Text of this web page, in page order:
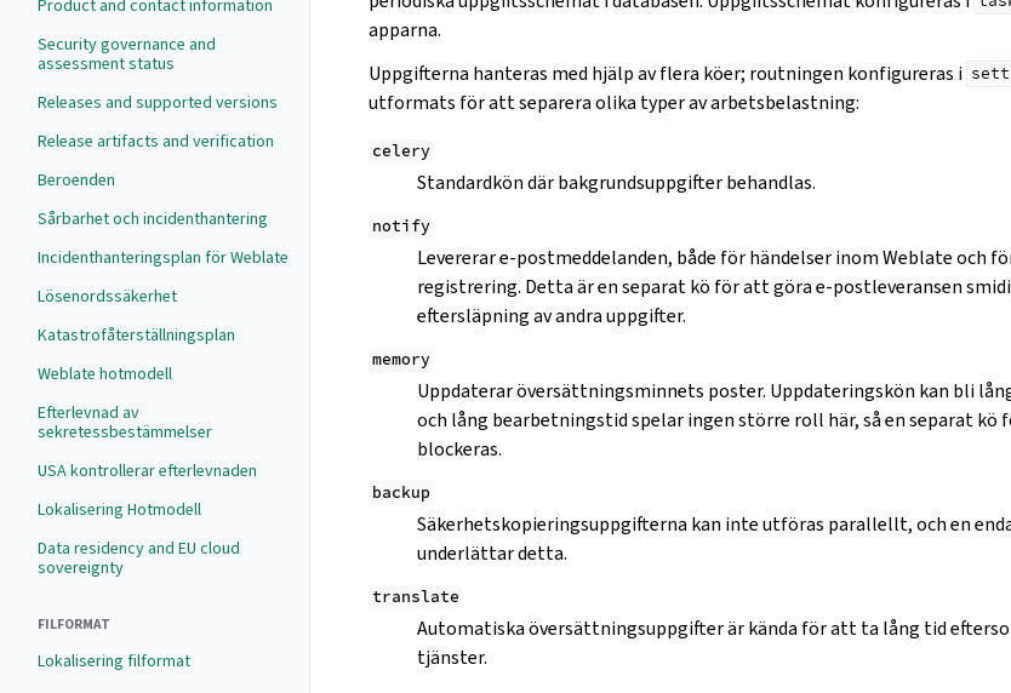
Product and contact information
Security governance and
assessment status
Releases and supported versions
Release artifacts and verification
Beroenden
Sårbarhet och incidenthantering
Incidenthanteringsplan för Weblate
Lösenordssäkerhet
Katastrofåterställningsplan
Weblate hotmodell
Efterlevnad av
sekretessbestämmelser
USA kontrollerar efterlevnaden
Lokalisering Hotmodell
Data residency and EU cloud
sovereignty
FILFORMAT
Lokalisering filformat
apparna.
Uppgifterna hanteras med hjälp av flera köer; routningen konfigureras i
utformats för att separera olika typer av arbetsbelastning:
celery
Standardkön där bakgrundsuppgifter behandlas.
notify
Levererar e-postmeddelanden, både för händelser inom Weblate och
registrering. Detta är en separat kö för att göra e-postleveransen
eftersläpning av andra uppgifter.
memory
Uppdaterar översättningsminnets poster. Uppdateringskön kan bli
och lång bearbetningstid spelar ingen större roll här, så en separat
blockeras.
backup
Säkerhetskopieringsuppgifterna kan inte utföras parallellt, och en
underlättar detta.
translate
Automatiska översättningsuppgifter är kända för att ta lång tid
tjänster.